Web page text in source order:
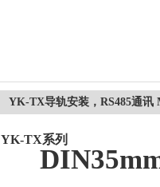
YK-TX导轨安装，RS485通讯
YK-TX系列